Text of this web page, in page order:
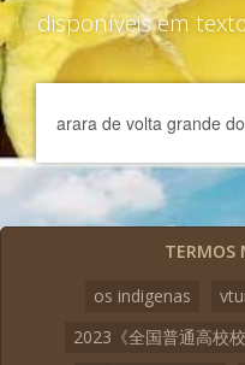
disponíveis em
TERMOS
os indigenas
2023《全国普通高校